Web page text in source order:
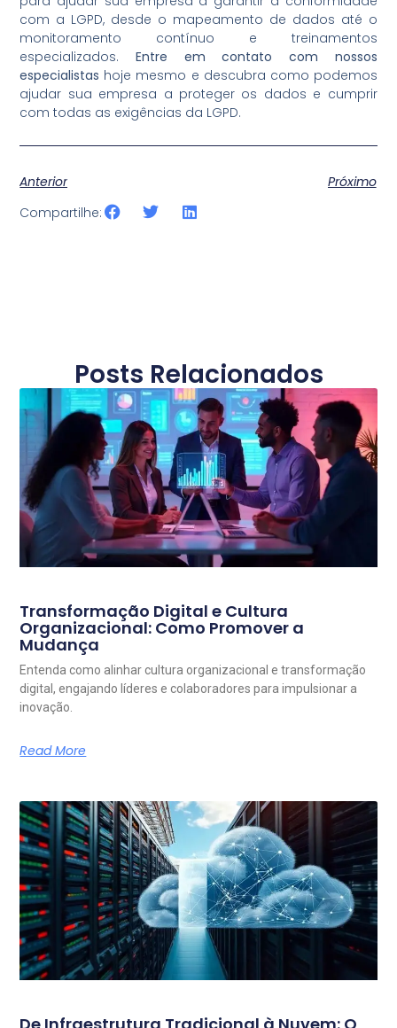
com a LGPD, desde o mapeamento de dados até o
monitoramento contínuo e treinamentos
especializados.Entre em contato com nossos
especialistas hoje mesmo e descubra como podemos
ajudar sua empresa a proteger os dados e cumprir
com todas as exigências da LGPD.
Anterior
Próximo
Compartilhe:
Posts Relacionados
Transformação Digital e Cultura
Organizacional: Como Promover a
Mudança
Entenda como alinhar cultura organizacional e transformação
digital, engajando líderes e colaboradores para impulsionar a
inovação.
Read More